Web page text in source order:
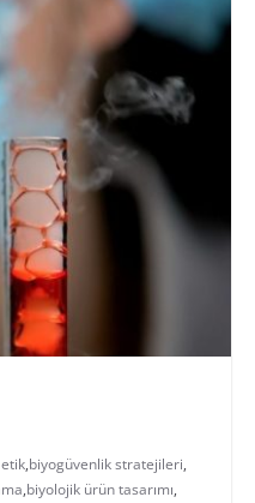
,biyogüvenlik stratejileri,
,biyolojik ürün tasarımı,